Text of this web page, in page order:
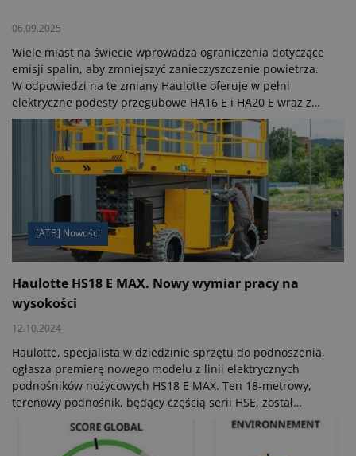
06.09.2025
Wiele miast na świecie wprowadza ograniczenia dotyczące
emisji spalin, aby zmniejszyć zanieczyszczenie powietrza.
W odpowiedzi na te zmiany Haulotte oferuje w pełni
elektryczne podesty przegubowe HA16 E i HA20 E wraz z
wersjami PRO, które działają bez emisji spalin.
[ATB] Nowości
Haulotte HS18 E MAX. Nowy wymiar pracy na
wysokości
12.10.2024
Haulotte, specjalista w dziedzinie sprzętu do podnoszenia,
ogłasza premierę nowego modelu z linii elektrycznych
podnośników nożycowych HS18 E MAX. Ten 18-metrowy,
terenowy podnośnik, będący częścią serii HSE, został
zaprojektowany z myślą o maksymalizacji efektywności
pracy w trudnych warunkach.